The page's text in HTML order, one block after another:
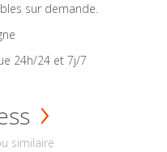
sur demande.
24h/24 et 7j/7
similaire